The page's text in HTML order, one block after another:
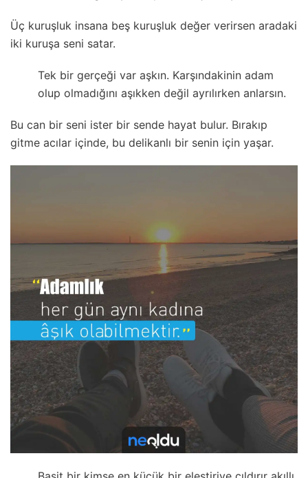
Üç kuruşluk insana beş kuruşluk değer verirsen aradaki
iki kuruşa seni satar.
Tek bir gerçeği var aşkın. Karşındakinin adam
olup olmadığını aşıkken değil ayrılırken anlarsın.
Bu can bir seni ister bir sende hayat bulur. Bırakıp
gitme acılar içinde, bu delikanlı bir senin için yaşar.